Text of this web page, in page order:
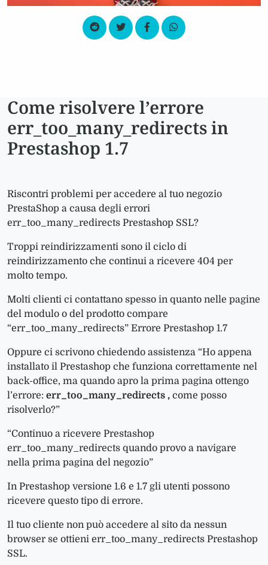
Come risolvere l’errore
err_too_many_redirects in
Prestashop 1.7
Riscontri problemi per accedere al tuo negozio
PrestaShop a causa degli errori
err_too_many_redirects Prestashop SSL?
Troppi reindirizzamenti sono il ciclo di
reindirizzamento che continui a ricevere 404 per
molto tempo.
Molti clienti ci contattano spesso in quanto nelle pagine
del modulo o del prodotto compare
“err_too_many_redirects” Errore Prestashop 1.7
Oppure ci scrivono chiedendo assistenza “Ho appena
installato il Prestashop che funziona correttamente nel
back-office, ma quando apro la prima pagina ottengo
l’errore: err_too_many_redirects , come posso
risolverlo?”
“Continuo a ricevere Prestashop
err_too_many_redirects quando provo a navigare
nella prima pagina del negozio”
In Prestashop versione 1.6 e 1.7 gli utenti possono
ricevere questo tipo di errore.
Il tuo cliente non può accedere al sito da nessun
browser se ottieni err_too_many_redirects Prestashop
SSL.